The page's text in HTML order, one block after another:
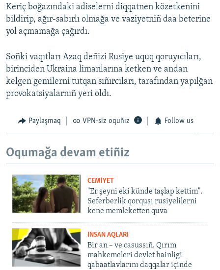
Keriç boğazındaki adiselerni diqqatnen közetkenini
bildirip, ağır-sabırlı olmağa ve vaziyetniñ daa beterine
yol açmamağa çağırdı.
Soñki vaqıtları Azaq deñizi Rusiye uquq qoruyıcıları,
birinciden Ukraina limanlarına ketken ve andan
kelgen gemilerni tutqan sıñırcıları, tarafından yapılğan
provokatsiyalarnıñ yeri oldı.
Paylaşmaq VPN-siz oquñız Follow us
Oqumağa devam etiñiz
CEMİYET
"Er şeyni eki künde taşlap kettim".
Seferberlik qorqusı rusiyelilerni
kene memleketten quva
İNSAN AQLARI
Bir an – ve casussıñ. Qırım
mahkemeleri devlet hainligi
qabaatlavlarını daqqalar içinde